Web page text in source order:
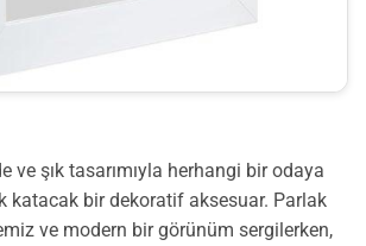
ve şık tasarımıyla herhangi bir odaya
katacak bir dekoratif aksesuar. Parlak
ve modern bir görünüm sergilerken,